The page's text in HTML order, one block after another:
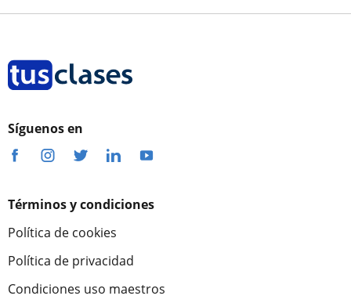
Síguenos en
Términos y condiciones
Política de cookies
Política de privacidad
Condiciones uso maestros